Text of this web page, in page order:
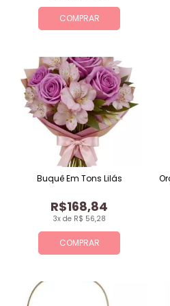
COMPRAR
COMPRAR
3x de R$ 56,28
R$168,84
Buquê Em Tons Lilás